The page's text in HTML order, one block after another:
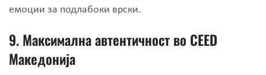
емоции за подлабоки врски.
9. Максимална автентичност во CEED
Македонија